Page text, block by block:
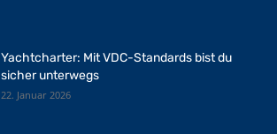
Yachtcharter: Mit VDC-Standards bist du
sicher unterwegs
22. Januar 2026